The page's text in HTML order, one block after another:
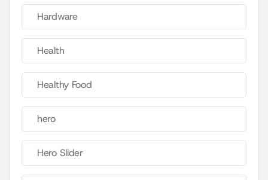
Hardware
Health
Healthy Food
hero
Hero Slider